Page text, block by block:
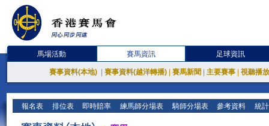
馬場活動 賽馬資訊 足球資訊
賽事資料(本地) 賽事資料(越洋轉播) 賽馬新聞 主要賽事 視聽播
報名表 排位表 即時賠率 練馬師分場表 騎師分場表 參考資料 統